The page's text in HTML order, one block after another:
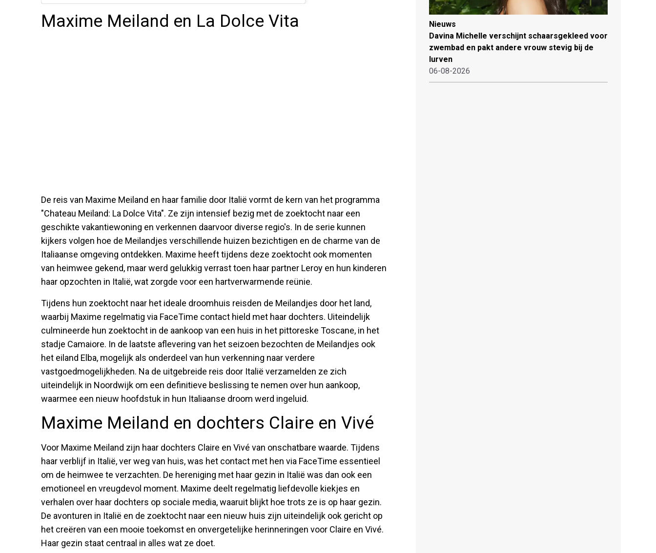
Maxime Meiland en La Dolce Vita
De reis van Maxime Meiland en haar familie door Italië vormt de kern van het programma
"Chateau Meiland: La Dolce Vita". Ze zijn intensief bezig met de zoektocht naar een
geschikte vakantiewoning en verkennen daarvoor diverse regio's. In de serie kunnen
kijkers volgen hoe de Meilandjes verschillende huizen bezichtigen en de charme van de
Italiaanse omgeving ontdekken. Maxime heeft tijdens deze zoektocht ook momenten
van heimwee gekend, maar werd gelukkig verrast toen haar partner Leroy en hun kinderen
haar opzochten in Italië, wat zorgde voor een hartverwarmende reünie.
Tijdens hun zoektocht naar het ideale droomhuis reisden de Meilandjes door het land,
waarbij Maxime regelmatig via FaceTime contact hield met haar dochters. Uiteindelijk
culmineerde hun zoektocht in de aankoop van een huis in het pittoreske Toscane, in het
stadje Camaiore. In de laatste aflevering van het seizoen bezochten de Meilandjes ook
het eiland Elba, mogelijk als onderdeel van hun verkenning naar verdere
vastgoedmogelijkheden. Na de uitgebreide reis door Italië verzamelden ze zich
uiteindelijk in Noordwijk om een definitieve beslissing te nemen over hun aankoop,
waarmee een nieuw hoofdstuk in hun Italiaanse droom werd ingeluid.
Maxime Meiland en dochters Claire en Vivé
Voor Maxime Meiland zijn haar dochters Claire en Vivé van onschatbare waarde. Tijdens
haar verblijf in Italië, ver weg van huis, was het contact met hen via FaceTime essentieel
om de heimwee te verzachten. De hereniging met haar gezin in Italië was dan ook een
emotioneel en vreugdevol moment. Maxime deelt regelmatig liefdevolle kiekjes en
verhalen over haar dochters op sociale media, waaruit blijkt hoe trots ze is op haar gezin.
De avonturen in Italië en de zoektocht naar een nieuw huis zijn uiteindelijk ook gericht op
het creëren van een mooie toekomst en onvergetelijke herinneringen voor Claire en Vivé.
Haar gezin staat centraal in alles wat ze doet.
Nieuws
Davina Michelle verschijnt schaarsgekleed voor
zwembad en pakt andere vrouw stevig bij de
lurven
06-08-2026